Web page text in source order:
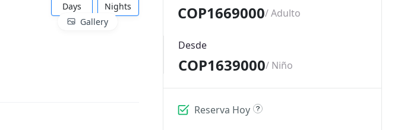
Days
Nights
Gallery
COP1669000/ Adulto
Desde
COP1639000/ Niño
Reserva Hoy